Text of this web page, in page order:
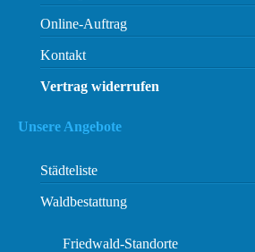
Online-Auftrag
Kontakt
Vertrag widerrufen
Unsere Angebote
Städteliste
Waldbestattung
Friedwald-Standorte